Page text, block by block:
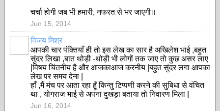
चर्चा होगी जब भी हमारी, नफरत से भर जाएगी॥
Jun 15, 2014
विजय मिश्र
आपकी चार पंक्तियाँ ही तो इस लेख का सार है अखिलेश भाई ,बहुत
सुंदर लिखा ,बात थोड़ी -थोड़ी भी लोगों तक जाए तो कुछ असर लाए
|विषय चिंतनीय है और आजकाआज करनीय |बहुत सुंदर लगा आपका
लेख पर समय देना |
हाँ ,मैं मंच पर आता रहा हूँ किन्तु टिप्पणी करने की सुबिधा से वंचित
था , योगराज भाई से अपना दुखड़ा बताया तो निवारण मिला |
Jun 16, 2014